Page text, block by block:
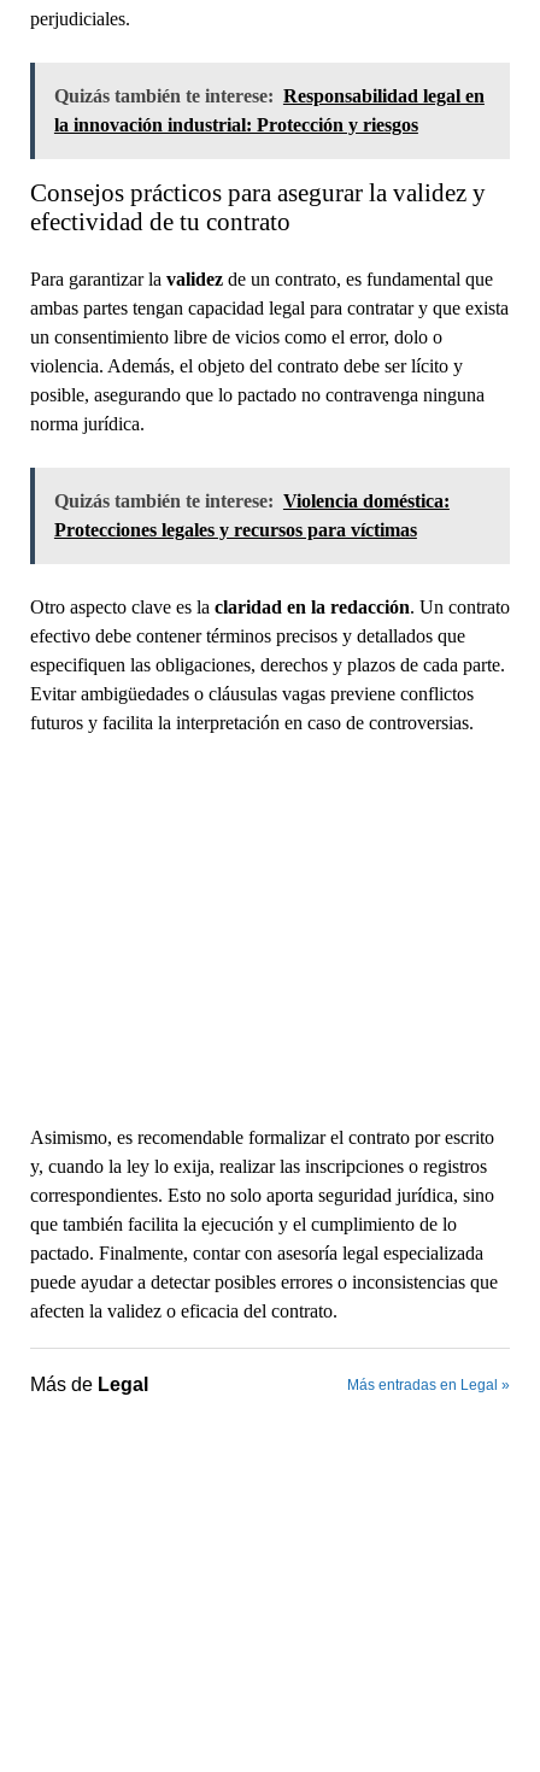
perjudiciales.
Quizás también te interese: Responsabilidad legal en
la innovación industrial: Protección y riesgos
Consejos prácticos para asegurar la validez y
efectividad de tu contrato
Para garantizar la validezde un contrato, es fundamental que
ambas partes tengan capacidad legal para contratar y que exista
un consentimiento libre de vicios como el error, dolo o
violencia. Además, el objeto del contrato debe ser lícito y
posible, asegurando que lo pactado no contravenga ninguna
norma jurídica.
Quizás también te interese: Violencia doméstica:
Protecciones legales y recursos para víctimas
Otro aspecto clave es la claridad en la redacción. Un contrato
efectivo debe contener términos precisos y detallados que
especifiquen las obligaciones, derechos y plazos de cada parte.
Evitar ambigüedades o cláusulas vagas previene conflictos
futuros y facilita la interpretación en caso de controversias.
Asimismo, es recomendable formalizar el contrato por escrito
y, cuando la ley lo exija, realizar las inscripciones o registros
correspondientes. Esto no solo aporta seguridad jurídica, sino
que también facilita la ejecución y el cumplimiento de lo
pactado. Finalmente, contar con asesoría legal especializada
puede ayudar a detectar posibles errores o inconsistencias que
afecten la validez o eficacia del contrato.
Más de Legal Más entradas en Legal »